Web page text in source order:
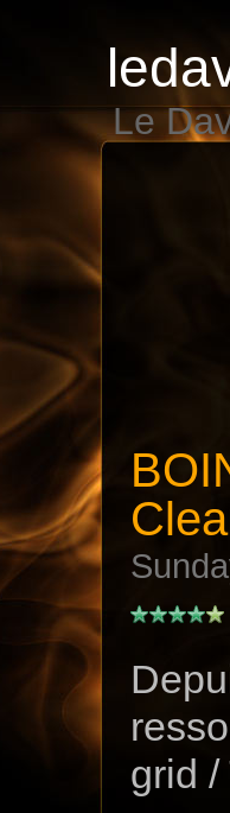
Le
grid /